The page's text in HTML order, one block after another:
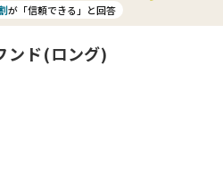
が「信頼できる」と回答
ンド(ロング)